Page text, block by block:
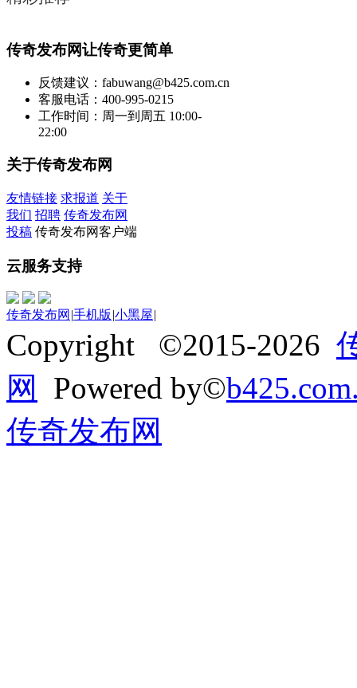
传奇发布网让传奇更简单
反馈建议：fabuwang@b425.com.cn
客服电话：400-995-0215
工作时间：周一到周五 10:00-
22:00
关于传奇发布网
友情链接 求报道 关于
我们 招聘 传奇发布网
投稿 传奇发布网客户端
云服务支持
传奇发布网 |手机版 |小黑屋|
Copyright ©2015-2026
网
Powered by©
传奇发布网